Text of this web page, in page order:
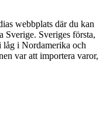
webbplats där du kan
Sverige. Sveriges första,
låg i Nordamerika och
var att importera varor,